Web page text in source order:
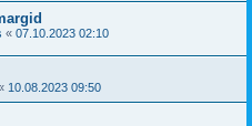
« 07.10.2023 02:10
10.08.2023 09:50